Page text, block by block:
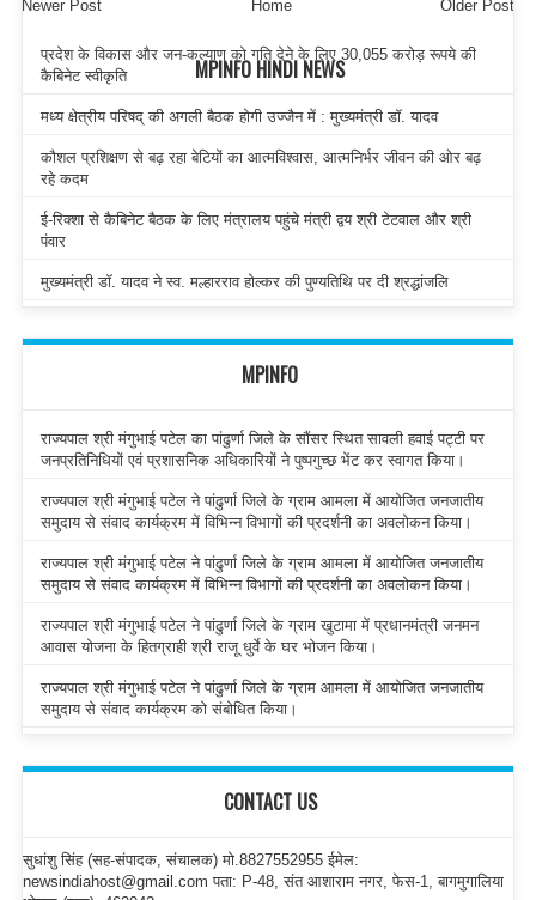
Newer Post Older Post
Home
MPINFO HINDI NEWS
प्रदेश के विकास और जन-कल्याण को गति देने के लिए 30,055 करोड़ रूपये की
कैबिनेट स्वीकृति
मध्य क्षेत्रीय परिषद् की अगली बैठक होगी उज्जैन में : मुख्यमंत्री डॉ. यादव
कौशल प्रशिक्षण से बढ़ रहा बेटियों का आत्मविश्वास, आत्मनिर्भर जीवन की ओर बढ़
रहे कदम
ई-रिक्शा से कैबिनेट बैठक के लिए मंत्रालय पहुंचे मंत्री द्वय श्री टेटवाल और श्री
पंवार
मुख्यमंत्री डॉ. यादव ने स्व. मल्हारराव होल्कर की पुण्यतिथि पर दी श्रद्धांजलि
MPINFO
राज्यपाल श्री मंगुभाई पटेल का पांढुर्णा जिले के सौंसर स्थित सावली हवाई पट्टी पर
जनप्रतिनिधियों एवं प्रशासनिक अधिकारियों ने पुष्पगुच्छ भेंट कर स्वागत किया।
राज्यपाल श्री मंगुभाई पटेल ने पांढुर्णा जिले के ग्राम आमला में आयोजित जनजातीय
समुदाय से संवाद कार्यक्रम में विभिन्न विभागों की प्रदर्शनी का अवलोकन किया।
राज्यपाल श्री मंगुभाई पटेल ने पांढुर्णा जिले के ग्राम आमला में आयोजित जनजातीय
समुदाय से संवाद कार्यक्रम में विभिन्न विभागों की प्रदर्शनी का अवलोकन किया।
राज्यपाल श्री मंगुभाई पटेल ने पांढुर्णा जिले के ग्राम खुटामा में प्रधानमंत्री जनमन
आवास योजना के हितग्राही श्री राजू धुर्वे के घर भोजन किया।
राज्यपाल श्री मंगुभाई पटेल ने पांढुर्णा जिले के ग्राम आमला में आयोजित जनजातीय
समुदाय से संवाद कार्यक्रम को संबोधित किया।
CONTACT US
सुधांशु सिंह (सह-संपादक, संचालक) मो.8827552955 ईमेल:
newsindiahost@gmail.com पता: P-48, संत आशाराम नगर, फेस-1, बागमुगालिया